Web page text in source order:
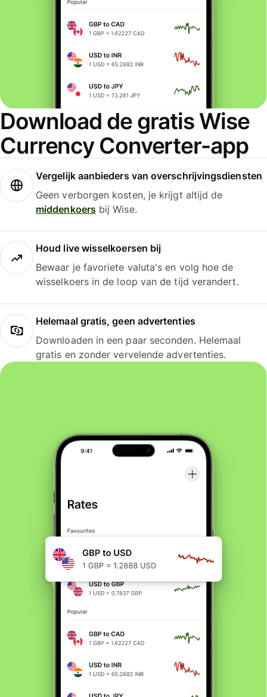
Download de gratis Wise
Currency Converter-app
Vergelijk aanbieders van overschrijvingsdiensten
Geen verborgen kosten, je krijgt altijd de
middenkoersbij Wise.
Houd live wisselkoersen bij
Bewaar je favoriete valuta's en volg hoe de
wisselkoers in de loop van de tijd verandert.
Helemaal gratis, geen advertenties
Downloaden in een paar seconden. Helemaal
gratis en zonder vervelende advertenties.